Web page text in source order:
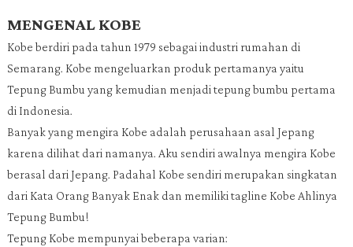
MENGENAL KOBE
Kobe berdiri pada tahun 1979 sebagai industri rumahan di
Semarang. Kobe mengeluarkan produk pertamanya yaitu
Tepung Bumbu yang kemudian menjadi tepung bumbu pertama
di Indonesia.
Banyak yang mengira Kobe adalah perusahaan asal Jepang
karena dilihat dari namanya. Aku sendiri awalnya mengira Kobe
berasal dari Jepang. Padahal Kobe sendiri merupakan singkatan
dari Kata Orang Banyak Enak dan memiliki tagline Kobe Ahlinya
Tepung Bumbu!
Tepung Kobe mempunyai beberapa varian: